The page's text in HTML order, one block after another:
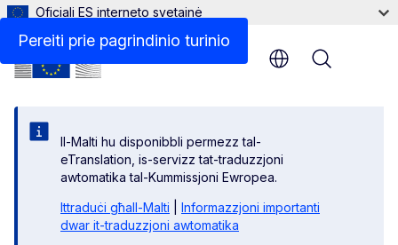
Pereiti prie pagrindinio turinio
Oficiali ES interneto svetainė
Il-Malti hu disponibbli permezz tal-
eTranslation, is-servizz tat-traduzzjoni
awtomatika tal-Kummissjoni Ewropea.
Ittraduċi għall-Malti
Informazzjoni importanti
dwar it-traduzzjoni awtomatika
Menu